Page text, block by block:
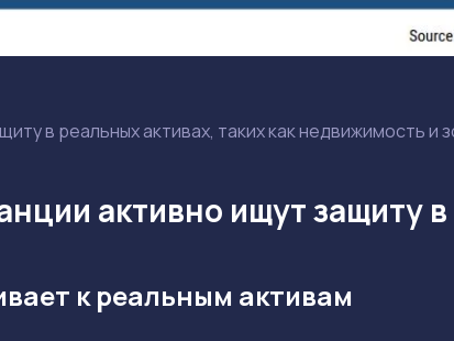
в реальных активах, таких как недвижимость и
активно ищут защиту
к реальным активам